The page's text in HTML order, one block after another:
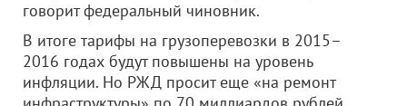
говорит федеральный чиновник.
В итоге тарифы на грузоперевозки в 2015–
2016 годах будут повышены на уровень
инфляции. Но РЖД просит еще «на ремонт